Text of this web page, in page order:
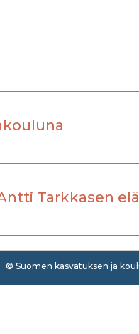
Tarkkasen
© Suomen kasvatuksen ja